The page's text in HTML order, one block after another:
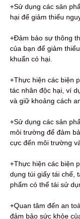
+Sử dụng các sản
hại để giảm thiểu
+Đảm bảo sự thông
của bạn để giảm
khuẩn có hại.
+Thực hiện các biện
tác nhân độc hại, ví
và giữ khoảng cách
+Sử dụng các sản
môi trường để đảm
cực đến môi trường
+Thực hiện các biện
dụng túi giấy tái chế,
phẩm có thể tái sử
+Quan tâm đến an
đảm bảo sức khỏe